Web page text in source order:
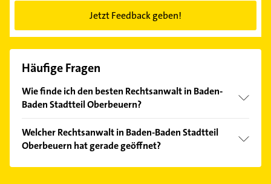
Jetzt Feedback geben!
Häufige Fragen
Wie finde ich den besten Rechtsanwalt in Baden-
Baden Stadtteil Oberbeuern?
Kundenmeinungen und profitieren Sie von den
Empfehlungen. Die Suchergebnisse können Sie sich
einfach nachBewertungensortiert anzeigen lassen.
Welcher Rechtsanwalt in Baden-Baden Stadtteil
Oberbeuern hat gerade geöffnet?
Im Anbieter-Bereich finden Sie alleÖffnungszeiten.